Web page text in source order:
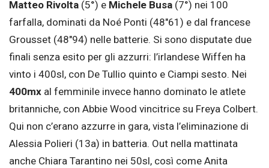
Matteo Rivolta (5°) e Michele Busa (7°) nei 100
farfalla, dominati da Noé Ponti (48″61) e dal francese
Grousset (48″94) nelle batterie. Si sono disputate due
finali senza esito per gli azzurri: l’irlandese Wiffen ha
vinto i 400sl, con De Tullio quinto e Ciampi sesto. Nei
400mx al femminile invece hanno dominato le atlete
britanniche, con Abbie Wood vincitrice su Freya Colbert.
Qui non c’erano azzurre in gara, vista l’eliminazione di
Alessia Polieri (13a) in batteria. Out nella mattinata
anche Chiara Tarantino nei 50sl, così come Anita